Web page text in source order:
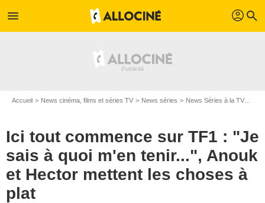
menu profil search
Accueil News cinéma, films et séries TV News séries News Séries à la TV
Ici tout commence sur TF1 : "Je
sais à quoi m'en tenir...", Anouk
et Hector mettent les choses à
plat